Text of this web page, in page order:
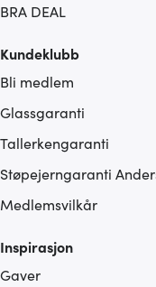
BRA DEAL
Kundeklubb
Bli medlem
Glassgaranti
Tallerkengaranti
Støpejerngaranti
Medlemsvilkår
Inspirasjon
Gaver